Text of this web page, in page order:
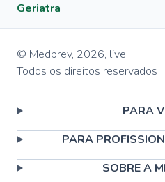
Geriatra
© Medprev, 2026, live
Todos os direitos reservados
PARA
PARA
SOBRE A